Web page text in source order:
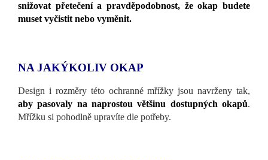
snižovat přetečení a pravděpodobnost, že okap budete
muset vyčistit nebo vyměnit.
NA JAKÝKOLIV OKAP
Design i rozměry této ochranné mřížky jsou navrženy tak,
aby pasovaly na naprostou většinu dostupných okapů.
Mřížku si pohodlně upravíte dle potřeby.